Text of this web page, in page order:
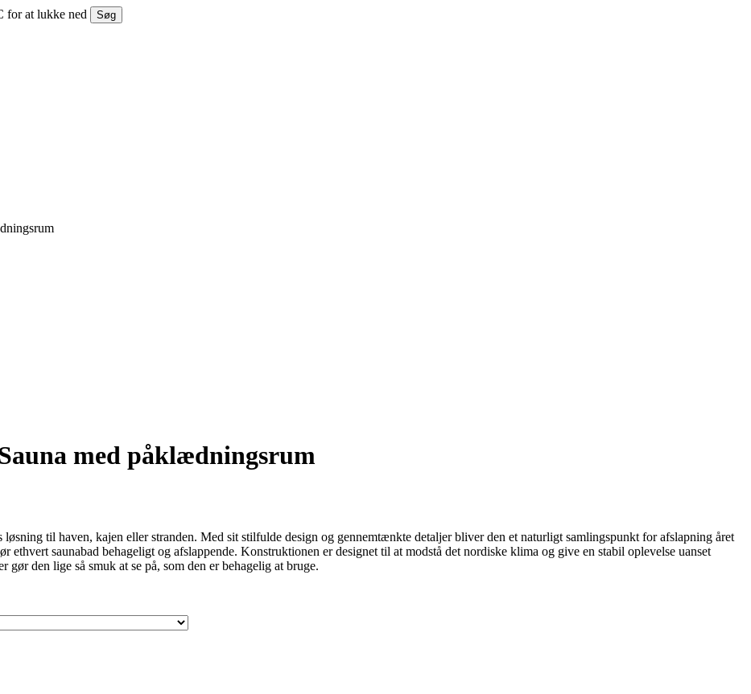
for at lukke ned Søg
med påklædningsrum
løsning til haven, kajen eller stranden. Med sit stilfulde design og gennemtænkte detaljer bliver den et naturligt samlingspunkt for afslapning året
saunabad behageligt og afslappende. Konstruktionen er designet til at modstå det nordiske klima og give en stabil oplevelse uanset
den lige så smuk at se på, som den er behagelig at bruge.